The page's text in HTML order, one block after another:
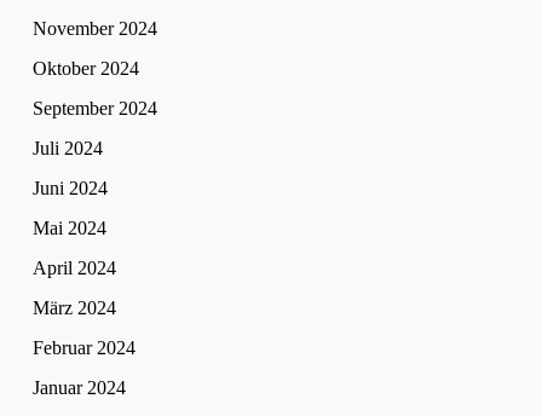
November 2024
Oktober 2024
September 2024
Juli 2024
Juni 2024
Mai 2024
April 2024
März 2024
Februar 2024
Januar 2024